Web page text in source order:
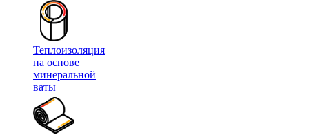
Теплоизоляция
на основе
минеральной
ваты